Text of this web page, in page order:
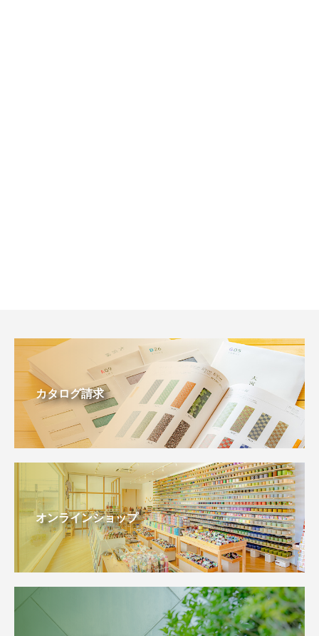
カタログ請求
オンラインショップ